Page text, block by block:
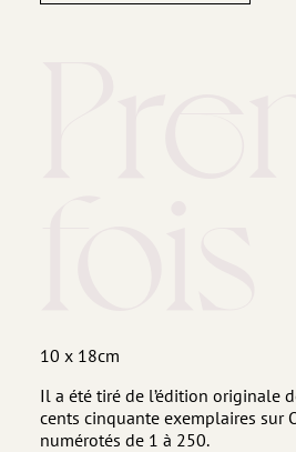
10 x 18cm
Il a été tiré de l’édition originale
cents cinquante exemplaires sur
numérotés de 1 à 250.